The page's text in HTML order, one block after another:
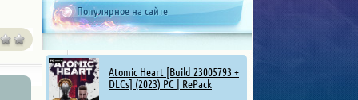
Популярное на сайте
Atomic Heart [Build 23005793 +
DLCs] (2023) PC | RePack